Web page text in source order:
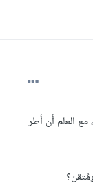
العلم أن أطر